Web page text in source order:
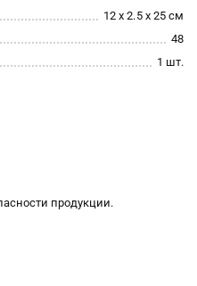
12 x 2.5 x 25 см
48
1 шт.
продукции.